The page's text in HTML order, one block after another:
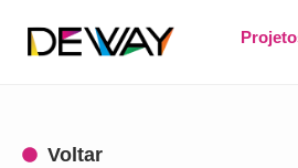
Voltar